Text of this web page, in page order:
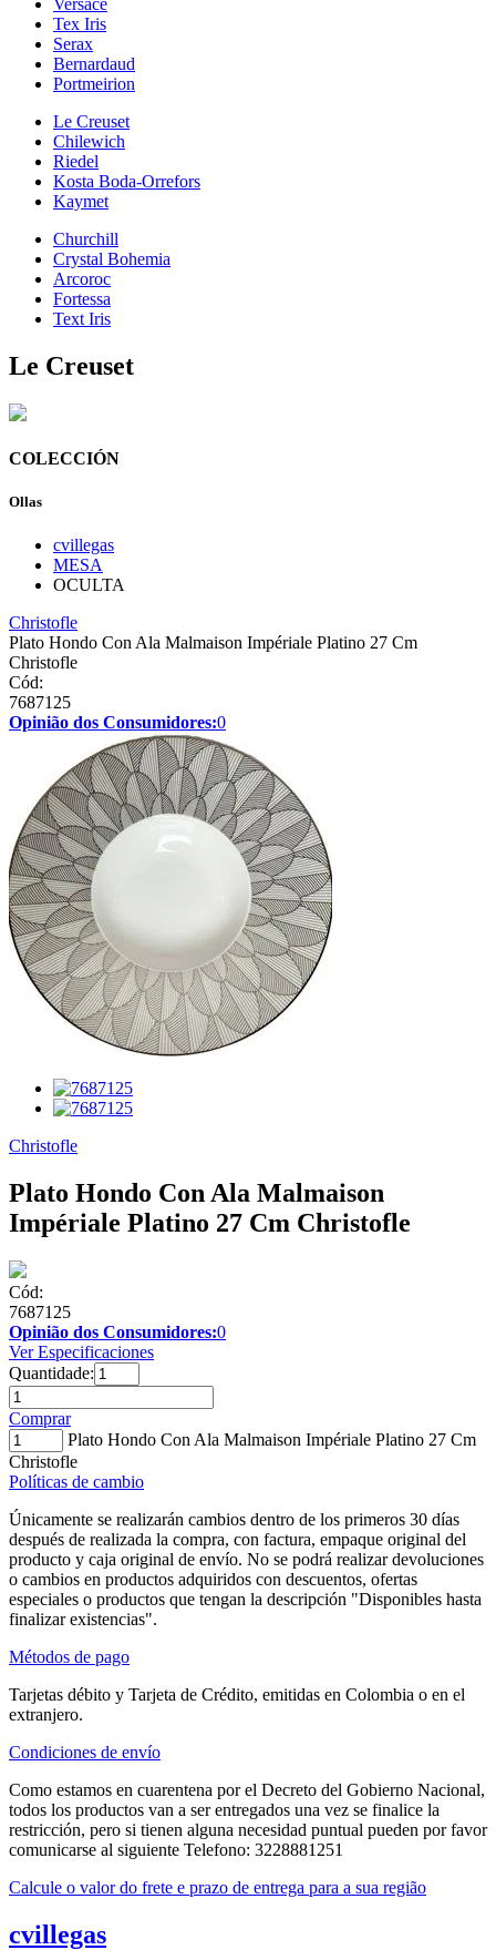
Tex Iris
Serax
Bernardaud
Portmeirion
Le Creuset
Chilewich
Riedel
Kosta Boda-Orrefors
Kaymet
Churchill
Crystal Bohemia
Arcoroc
Fortessa
Text Iris
Le Creuset
COLECCIÓN
Ollas
cvillegas
MESA
OCULTA
Christofle
Plato Hondo Con Ala Malmaison Impériale Platino 27 Cm
Christofle
Cód:
7687125
Opinião dos Consumidores:0
Christofle
Plato Hondo Con Ala Malmaison
Impériale Platino 27 Cm Christofle
Cód:
7687125
Opinião dos Consumidores:0
Ver Especificaciones
Quantidade:
Comprar
Plato Hondo Con Ala Malmaison Impériale Platino 27 Cm
Christofle
Políticas de cambio
Únicamente se realizarán cambios dentro de los primeros 30 días
después de realizada la compra, con factura, empaque original del
producto y caja original de envío. No se podrá realizar devoluciones
o cambios en productos adquiridos con descuentos, ofertas
especiales o productos que tengan la descripción "Disponibles hasta
finalizar existencias".
Métodos de pago
Tarjetas débito y Tarjeta de Crédito, emitidas en Colombia o en el
extranjero.
Condiciones de envío
Como estamos en cuarentena por el Decreto del Gobierno Nacional,
todos los productos van a ser entregados una vez se finalice la
restricción, pero si tienen alguna necesidad puntual pueden por favor
comunicarse al siguiente Telefono: 3228881251
Calcule o valor do frete e prazo de entrega para a sua região
cvillegas